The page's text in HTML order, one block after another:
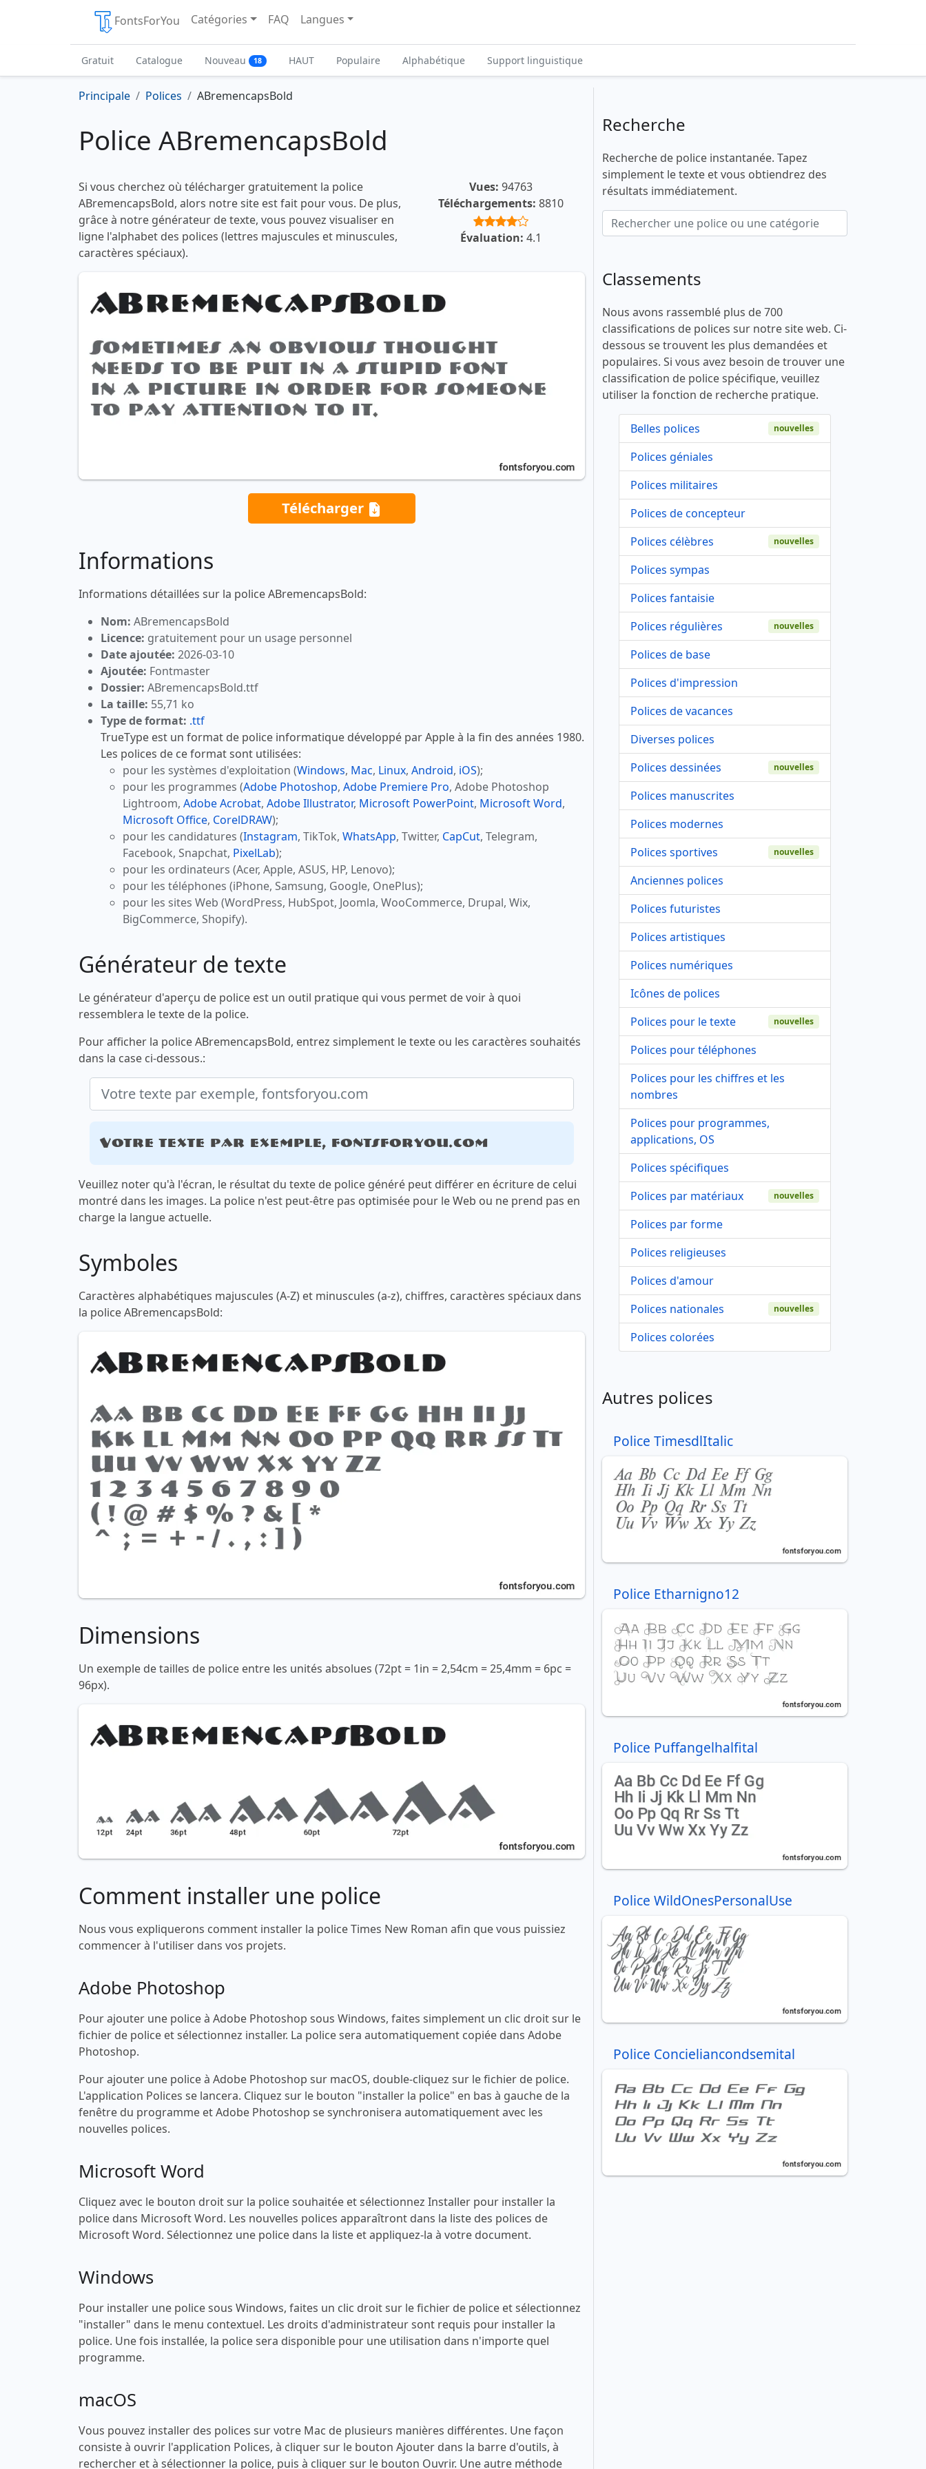
FontsForYou Catégories FAQ Langues
Gratuit Catalogue Nouveau 18 HAUT Populaire Alphabétique Support linguistique
Principale Polices ABremencapsBold
Police ABremencapsBold
Si vous cherchez où télécharger gratuitement la police
ABremencapsBold, alors notre site est fait pour vous. De plus,
grâce à notre générateur de texte, vous pouvez visualiser en
ligne l'alphabet des polices (lettres majuscules et minuscules,
caractères spéciaux).
Vues: 94763
Téléchargements: 8810
Évaluation: 4.1
Télécharger
Informations
Informations détaillées sur la police ABremencapsBold:
Nom: ABremencapsBold
Licence: gratuitement pour un usage personnel
Date ajoutée: 2026-03-10
Ajoutée: Fontmaster
Dossier: ABremencapsBold.ttf
La taille: 55,71 ko
Type de format: .ttf
TrueType est un format de police informatique développé par Apple à la fin des années 1980.
Les polices de ce format sont utilisées:
pour les systèmes d'exploitation (Windows, Mac, Linux, Android, iOS);
pour les programmes (Adobe Photoshop, Adobe Premiere Pro, Adobe Photoshop
Lightroom, Adobe Acrobat, Adobe Illustrator, Microsoft PowerPoint, Microsoft Word,
Microsoft Office, CorelDRAW);
pour les candidatures (Instagram, TikTok, WhatsApp, Twitter, CapCut, Telegram,
Facebook, Snapchat, PixelLab);
pour les ordinateurs (Acer, Apple, ASUS, HP, Lenovo);
pour les téléphones (iPhone, Samsung, Google, OnePlus);
pour les sites Web (WordPress, HubSpot, Joomla, WooCommerce, Drupal, Wix,
BigCommerce, Shopify).
Générateur de texte
Le générateur d'aperçu de police est un outil pratique qui vous permet de voir à quoi
ressemblera le texte de la police.
Pour afficher la police ABremencapsBold, entrez simplement le texte ou les caractères souhaités
dans la case ci-dessous.:
Votre texte par exemple, fontsforyou.com
Veuillez noter qu'à l'écran, le résultat du texte de police généré peut différer en écriture de celui
montré dans les images. La police n'est peut-être pas optimisée pour le Web ou ne prend pas en
charge la langue actuelle.
Symboles
Caractères alphabétiques majuscules (A-Z) et minuscules (a-z), chiffres, caractères spéciaux dans
la police ABremencapsBold:
Dimensions
Un exemple de tailles de police entre les unités absolues (72pt = 1in = 2,54cm = 25,4mm = 6pc =
96px).
Comment installer une police
Nous vous expliquerons comment installer la police Times New Roman afin que vous puissiez
commencer à l'utiliser dans vos projets.
Adobe Photoshop
Pour ajouter une police à Adobe Photoshop sous Windows, faites simplement un clic droit sur le
fichier de police et sélectionnez installer. La police sera automatiquement copiée dans Adobe
Photoshop.
Pour ajouter une police à Adobe Photoshop sur macOS, double-cliquez sur le fichier de police.
L'application Polices se lancera. Cliquez sur le bouton "installer la police" en bas à gauche de la
fenêtre du programme et Adobe Photoshop se synchronisera automatiquement avec les
nouvelles polices.
Microsoft Word
Cliquez avec le bouton droit sur la police souhaitée et sélectionnez Installer pour installer la
police dans Microsoft Word. Les nouvelles polices apparaîtront dans la liste des polices de
Microsoft Word. Sélectionnez une police dans la liste et appliquez-la à votre document.
Windows
Pour installer une police sous Windows, faites un clic droit sur le fichier de police et sélectionnez
"installer" dans le menu contextuel. Les droits d'administrateur sont requis pour installer la
police. Une fois installée, la police sera disponible pour une utilisation dans n'importe quel
programme.
macOS
Vous pouvez installer des polices sur votre Mac de plusieurs manières différentes. Une façon
consiste à ouvrir l'application Polices, à cliquer sur le bouton Ajouter dans la barre d'outils, à
rechercher et à sélectionner la police, puis à cliquer sur le bouton Ouvrir. Une autre méthode
Recherche
Recherche de police instantanée. Tapez
simplement le texte et vous obtiendrez des
résultats immédiatement.
Classements
Nous avons rassemblé plus de 700
classifications de polices sur notre site web. Ci-
dessous se trouvent les plus demandées et
populaires. Si vous avez besoin de trouver une
classification de police spécifique, veuillez
utiliser la fonction de recherche pratique.
Belles polices nouvelles
Polices géniales
Polices militaires
Polices de concepteur
Polices célèbres
nouvelles
Polices sympas
Polices fantaisie
Polices régulières
nouvelles
Polices de base
Polices d'impression
Polices de vacances
Diverses polices
Polices dessinées
nouvelles
Polices manuscrites
Polices modernes
Polices sportives
nouvelles
Anciennes polices
Polices futuristes
Polices artistiques
Polices numériques
Icônes de polices
Polices pour le texte
nouvelles
Polices pour téléphones
Polices pour les chiffres et les
nombres
Polices pour programmes,
applications, OS
Polices spécifiques
Polices par matériaux
nouvelles
Polices par forme
Polices religieuses
Polices d'amour
Polices nationales
nouvelles
Polices colorées
Autres polices
Police TimesdlItalic
Police Etharnigno12
Police Puffangelhalfital
Police WildOnesPersonalUse
Police Concieliancondsemital